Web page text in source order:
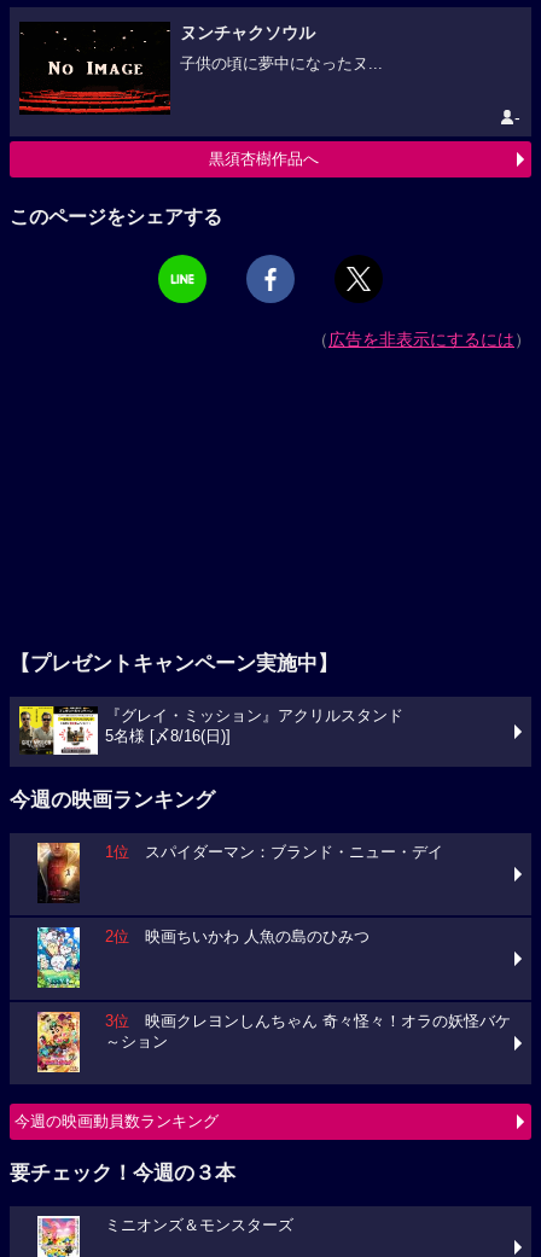
ヌンチャクソウル
子供の頃に夢中になったヌ...
-
黒須杏樹作品へ
このページをシェアする
（広告を非表示にするには）
【プレゼントキャンペーン実施中】
『グレイ・ミッション』アクリルスタンド
5名様 [〆8/16(日)]
今週の映画ランキング
1位 スパイダーマン：ブランド・ニュー・デイ
2位 映画ちいかわ 人魚の島のひみつ
3位 映画クレヨンしんちゃん 奇々怪々！オラの妖怪バケ
～ション
今週の映画動員数ランキング
要チェック！今週の３本
ミニオンズ＆モンスターズ